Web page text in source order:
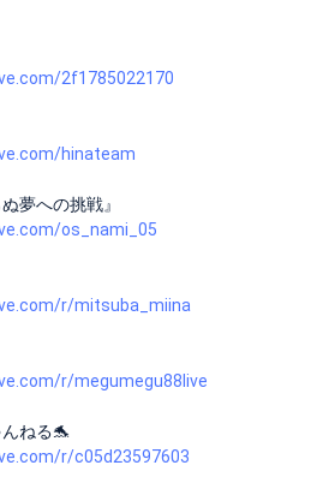
2f1785022170
hinateam
夢への挑戦』
os_nami_05
r/mitsuba_miina
r/megumegu88live
ねる🐬
r/c05d23597603